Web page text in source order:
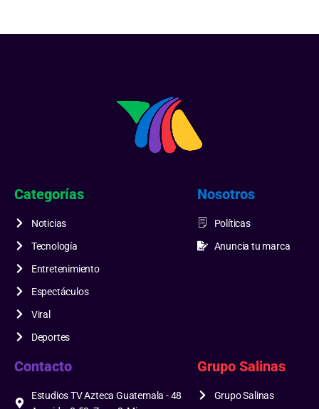
Categorías
Noticias
Tecnología
Entretenimiento
Espectáculos
Viral
Deportes
Nosotros
Políticas
Anuncia tu marca
Contacto
Estudios TV Azteca Guatemala - 48
Grupo Salinas
Grupo Salinas